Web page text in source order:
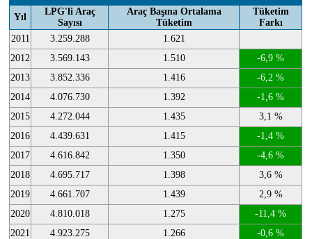
Yıl
LPG'li Araç
Sayısı
Araç Başına Ortalama
Tüketim
Tüketim
Farkı
2011
3.259.288
1.621
2012
3.569.143 1.510
-6,9 %
2013
3.852.336 1.416
-6,2 %
2014
4.076.730 1.392
-1,6 %
2015
4.272.044 1.435
3,1 %
2016
4.439.631 1.415
-1,4 %
2017
4.616.842 1.350
-4,6 %
2018
4.695.717 1.398
3,6 %
2019
4.661.707 1.439
2,9 %
2020
4.810.018 1.275
-11,4 %
2021
4.923.275 1.266 -0,6 %